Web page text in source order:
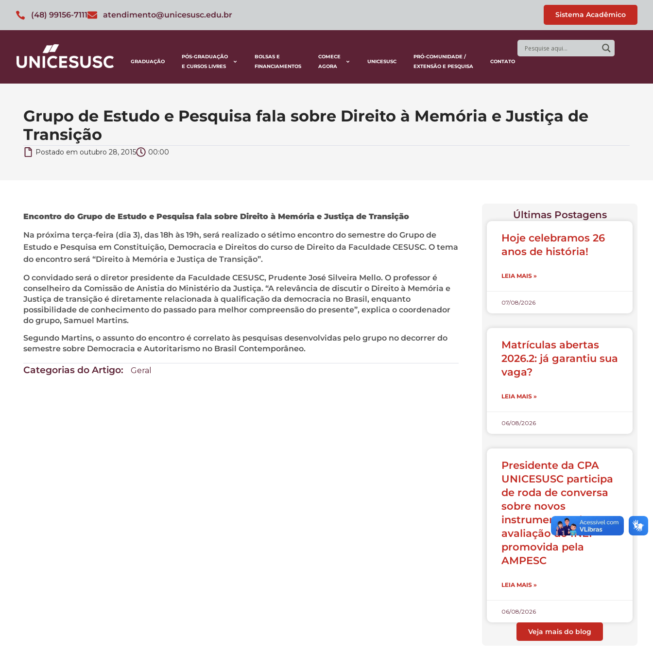
(48) 99156-7111 atendimento@unicesusc.edu.br Sistema Acadêmico
GRADUAÇÃO
PÓS-GRADUAÇÃO
E CURSOS LIVRES
BOLSAS E
FINANCIAMENTOS
COMECE
AGORA
UNICESUSC
PRÓ-COMUNIDADE /
EXTENSÃO E PESQUISA
CONTATO
Grupo de Estudo e Pesquisa fala sobre Direito à Memória e Justiça de
Transição
Postado em outubro 28, 2015 00:00
Encontro do Grupo de Estudo e Pesquisa fala sobre Direito à Memória e Justiça de Transição
Na próxima terça-feira (dia 3), das 18h às 19h, será realizado o sétimo encontro do semestre do Grupo de
Estudo e Pesquisa em Constituição, Democracia e Direitos do curso de Direito da Faculdade CESUSC. O tema
do encontro será “Direito à Memória e Justiça de Transição”.
O convidado será o diretor presidente da Faculdade CESUSC, Prudente José Silveira Mello. O professor é
conselheiro da Comissão de Anistia do Ministério da Justiça. “A relevância de discutir o Direito à Memória e
Justiça de transição é diretamente relacionada à qualificação da democracia no Brasil, enquanto
possibilidade de conhecimento do passado para melhor compreensão do presente”, explica o coordenador
do grupo, Samuel Martins.
Segundo Martins, o assunto do encontro é correlato às pesquisas desenvolvidas pelo grupo no decorrer do
semestre sobre Democracia e Autoritarismo no Brasil Contemporâneo.
Categorias do Artigo: Geral
Últimas Postagens
Hoje celebramos 26
anos de história!
LEIA MAIS »
07/08/2026
Matrículas abertas
2026.2: já garantiu sua
vaga?
LEIA MAIS »
06/08/2026
Presidente da CPA
UNICESUSC participa
de roda de conversa
sobre novos
instrumentos de
avaliação do INEP
promovida pela
AMPESC
LEIA MAIS »
06/08/2026
Veja mais do blog